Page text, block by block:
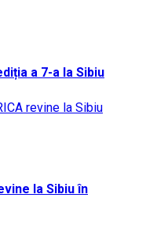
a 7-a la Sibiu
la Sibiu în